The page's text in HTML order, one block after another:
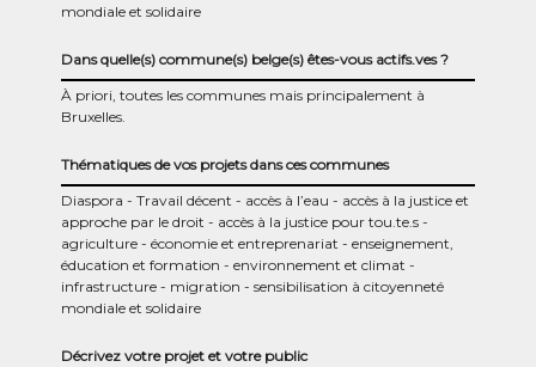
mondiale et solidaire
Dans quelle(s) commune(s) belge(s) êtes-vous actifs.ves ?
À priori, toutes les communes mais principalement à
Bruxelles.
Thématiques de vos projets dans ces communes
Diaspora Travail décent accès à l’eau
accès à la justice et
approche par le droit
accès à la justice pour tou.te.s
agriculture
économie et entreprenariat
enseignement,
éducation et formation
environnement et climat
infrastructure
migration
sensibilisation à citoyenneté
mondiale et solidaire
Décrivez votre projet et votre public